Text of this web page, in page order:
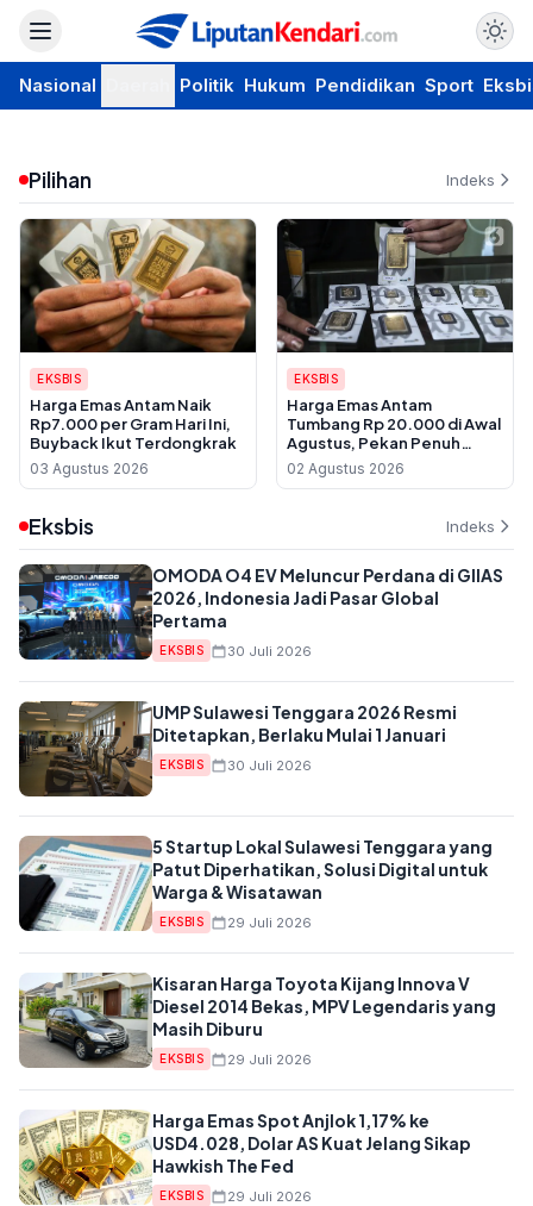
Nasional Politik Hukum Pendidikan Sport
Pilihan Indeks
EKSBIS
Harga Emas Antam Naik
Rp7.000 per Gram Hari Ini,
Buyback Ikut Terdongkrak
03 Agustus 2026
EKSBIS
Harga Emas Antam
Tumbang Rp 20.000 di Awal
Agustus, Pekan Penuh
Fluktuasi
02 Agustus 2026
Eksbis Indeks
OMODA O4 EV Meluncur Perdana di GIIAS
2026, Indonesia Jadi Pasar Global
Pertama
EKSBIS 30 Juli 2026
UMP Sulawesi Tenggara 2026 Resmi
Ditetapkan, Berlaku Mulai 1 Januari
EKSBIS 30 Juli 2026
5 Startup Lokal Sulawesi Tenggara yang
Patut Diperhatikan, Solusi Digital untuk
Warga & Wisatawan
EKSBIS 29 Juli 2026
Kisaran Harga Toyota Kijang Innova V
Diesel 2014 Bekas, MPV Legendaris yang
Masih Diburu
EKSBIS 29 Juli 2026
Harga Emas Spot Anjlok 1,17% ke
USD4.028, Dolar AS Kuat Jelang Sikap
Hawkish The Fed
EKSBIS 29 Juli 2026